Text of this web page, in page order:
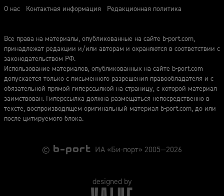
О нас
Контактная информация Редакционная политика
Все права на материалы, опубликованные на сайте b-port.com,
принадлежат редакции и/или авторам и охраняются в соответствии с
законодательством РФ.
Использование материалов, опубликованных на сайте b-port.com
допускается только с письменного разрешения правообладателя и с
обязательной прямой гиперссылкой на страницу, с которой материал
заимствован. Гиперссылка должна размещаться непосредственно в
тексте, воспроизводящем оригинальный материал b-port.com, до или
после цитируемого блока.
© ИА «Би-порт» 2005—2026
designed by